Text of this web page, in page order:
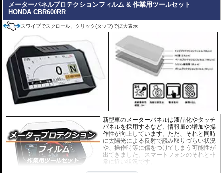
メーターパネルプロテクションフィルム & 作業用ツールセット
HONDA CBR600RR
スワイプでスクロール、クリック(タップ)で拡大表示
新型車のメーターバネルは液晶化やタッチ
パネルを採用するなど、情報量の増加や操
作性が向上しています。ただ、それと同時
に太陽光による反射で読み取りづらい状況
や、操作時等に傷をつけてしまう可能性が
出てきました。スマートフォンのそれと非
常に近い状況です。